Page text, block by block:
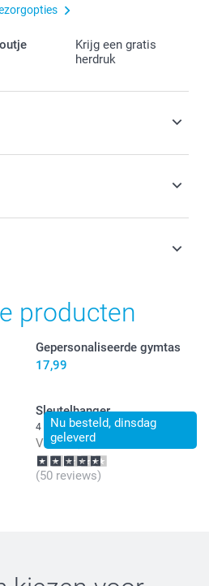
Krijg een gratis
herdruk
inclusief BTW en exclusief
producten
Gepersonaliseerde gymtas
17,99
Nu besteld, dinsdag
geleverd
Sleutelhanger
4 varianten
Vanaf 9,99
(50 reviews)